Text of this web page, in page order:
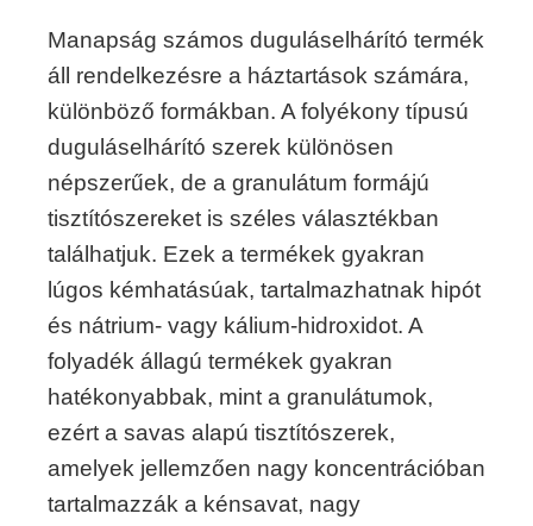
Manapság számos duguláselhárító termék
áll rendelkezésre a háztartások számára,
különböző formákban. A folyékony típusú
duguláselhárító szerek különösen
népszerűek, de a granulátum formájú
tisztítószereket is széles választékban
találhatjuk. Ezek a termékek gyakran
lúgos kémhatásúak, tartalmazhatnak hipót
és nátrium- vagy kálium-hidroxidot. A
folyadék állagú termékek gyakran
hatékonyabbak, mint a granulátumok,
ezért a savas alapú tisztítószerek,
amelyek jellemzően nagy koncentrációban
tartalmazzák a kénsavat, nagy